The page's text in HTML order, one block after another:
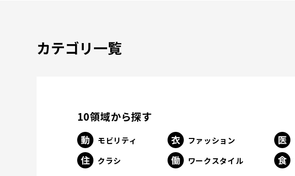
カテゴリ一覧
10領域から探す
モビリティ ファッション
クラシ
ワークスタイル